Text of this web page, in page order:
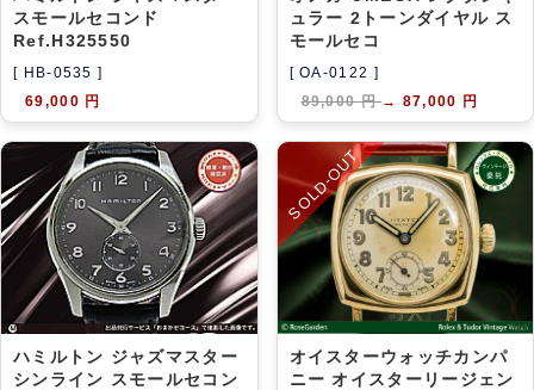
スモールセコンド
Ref.H325550
[ HB-0535 ]
69,000 円
ュラー 2トーンダイヤル ス
モールセコ
[ OA-0122 ]
89,000 円→ 87,000 円
ハミルトン ジャズマスター
シンライン スモールセコン
SOLD-OUT
オイスターウォッチカンパ
ニー オイスターリージェン